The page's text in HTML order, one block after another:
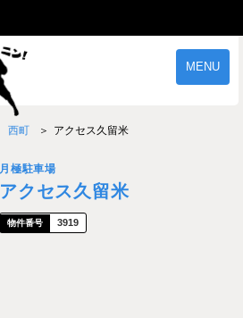
MENU
ご契約の流れ
西町 アクセス久留米
月極駐車場
アクセス久留米
3919